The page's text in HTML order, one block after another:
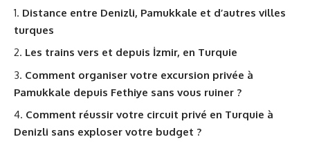
Distance entre Denizli, Pamukkale et d’autres villes
turques
Les trains vers et depuis İzmir, en Turquie
Comment organiser votre excursion privée à
Pamukkale depuis Fethiye sans vous ruiner ?
Comment réussir votre circuit privé en Turquie à
Denizli sans exploser votre budget ?